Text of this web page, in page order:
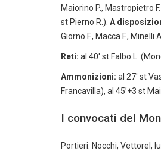
Maiorino P., Mastropietro
st Pierno R.). A
Giorno F., Macca F., Minelli
Reti: al 40′ st Falbo L.
Ammonizioni: al 27′ st
Francavilla), al 45’+3 st
I convocati del
Portieri: Nocchi, Vettorel,